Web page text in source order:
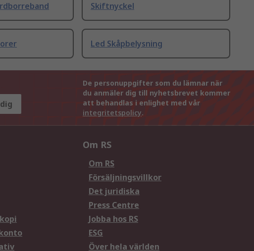
Skiftnyckel
Led Skåpbelysning
De personuppgifter som du lämnar när
du anmäler dig till nyhetsbrevet kommer
att behandlas i enlighet med vår
integritetspolicy.
Om RS
Om RS
Försäljningsvillkor
Det juridiska
Press Centre
Jobba hos RS
ESG
Över hela världen